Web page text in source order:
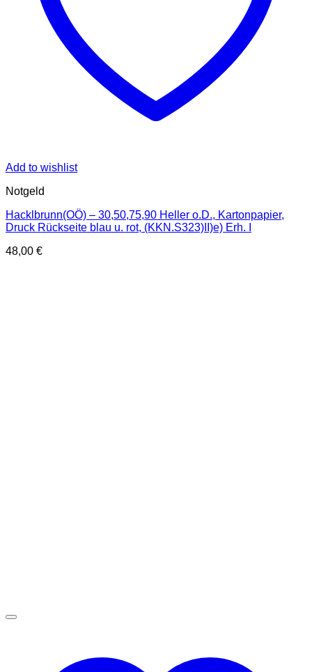
Add to wishlist
Notgeld
Hacklbrunn(OÖ) – 30,50,75,90 Heller o.D., Kartonpapier,
Druck Rückseite blau u. rot, (KKN.S323)II)e) Erh. I
48,00 €